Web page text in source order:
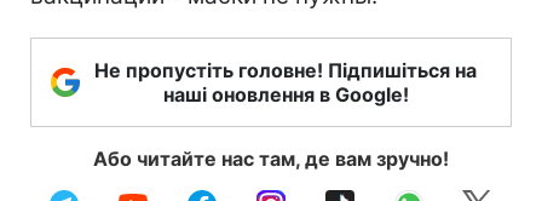
Не пропустіть головне! Підпишіться на
наші оновлення в Google!
Або читайте нас там, де вам зручно!